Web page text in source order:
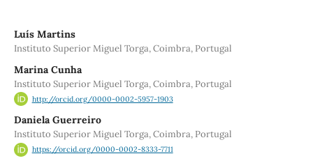
Luís Martins
Instituto Superior Miguel Torga, Coimbra, Portugal
Marina Cunha
Instituto Superior Miguel Torga, Coimbra, Portugal
http://orcid.org/0000-0002-5957-1903
Daniela Guerreiro
Instituto Superior Miguel Torga, Coimbra, Portugal
https://orcid.org/0000-0002-8333-7711